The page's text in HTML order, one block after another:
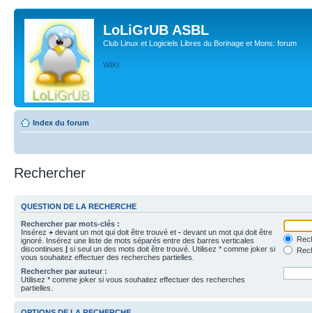
LoLiGrUB ASBL
Club Linux et Logiciels Libres du Borinage et Mons: forum
WIKI
Index du forum
Rechercher
QUESTION DE LA RECHERCHE
Rechercher par mots-clés :
Insérez + devant un mot qui doit être trouvé et - devant un mot qui doit être
ignoré. Insérez une liste de mots séparés entre des barres verticales
discontinues | si seul un des mots doit être trouvé. Utilisez * comme joker si
vous souhaitez effectuer des recherches partielles.
Rechercher par auteur :
Utilisez * comme joker si vous souhaitez effectuer des recherches
partielles.